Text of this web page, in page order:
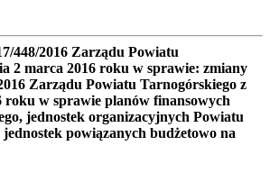
448/2016 Zarządu Powiatu
2 marca 2016 roku w sprawie: zmiany
Zarządu Powiatu Tarnogórskiego z
roku w sprawie planów finansowych
jednostek organizacyjnych Powiatu
powiązanych budżetowo na